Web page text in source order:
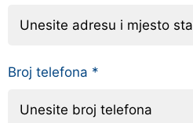
Broj telefona *